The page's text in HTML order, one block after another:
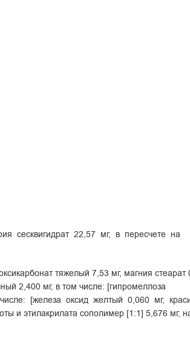
сесквигидрат 22,57 мг, в пересчете на
тяжелый 7,53 мг, магния стеарат
2,400 мг, в том числе: [гипромеллоза
[железа оксид желтый 0,060 мг,
и этилакрилата сополимер [1:1] 5,676 мг,